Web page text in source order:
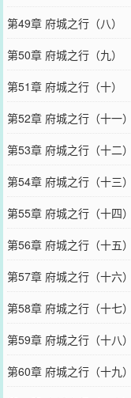
第49章 府城之行（八）
第50章 府城之行（九）
第51章 府城之行（十）
第52章 府城之行（十一）
第53章 府城之行（十二）
第54章 府城之行（十三）
第55章 府城之行（十四）
第56章 府城之行（十五）
第57章 府城之行（十六）
第58章 府城之行（十七）
第59章 府城之行（十八）
第60章 府城之行（十九）